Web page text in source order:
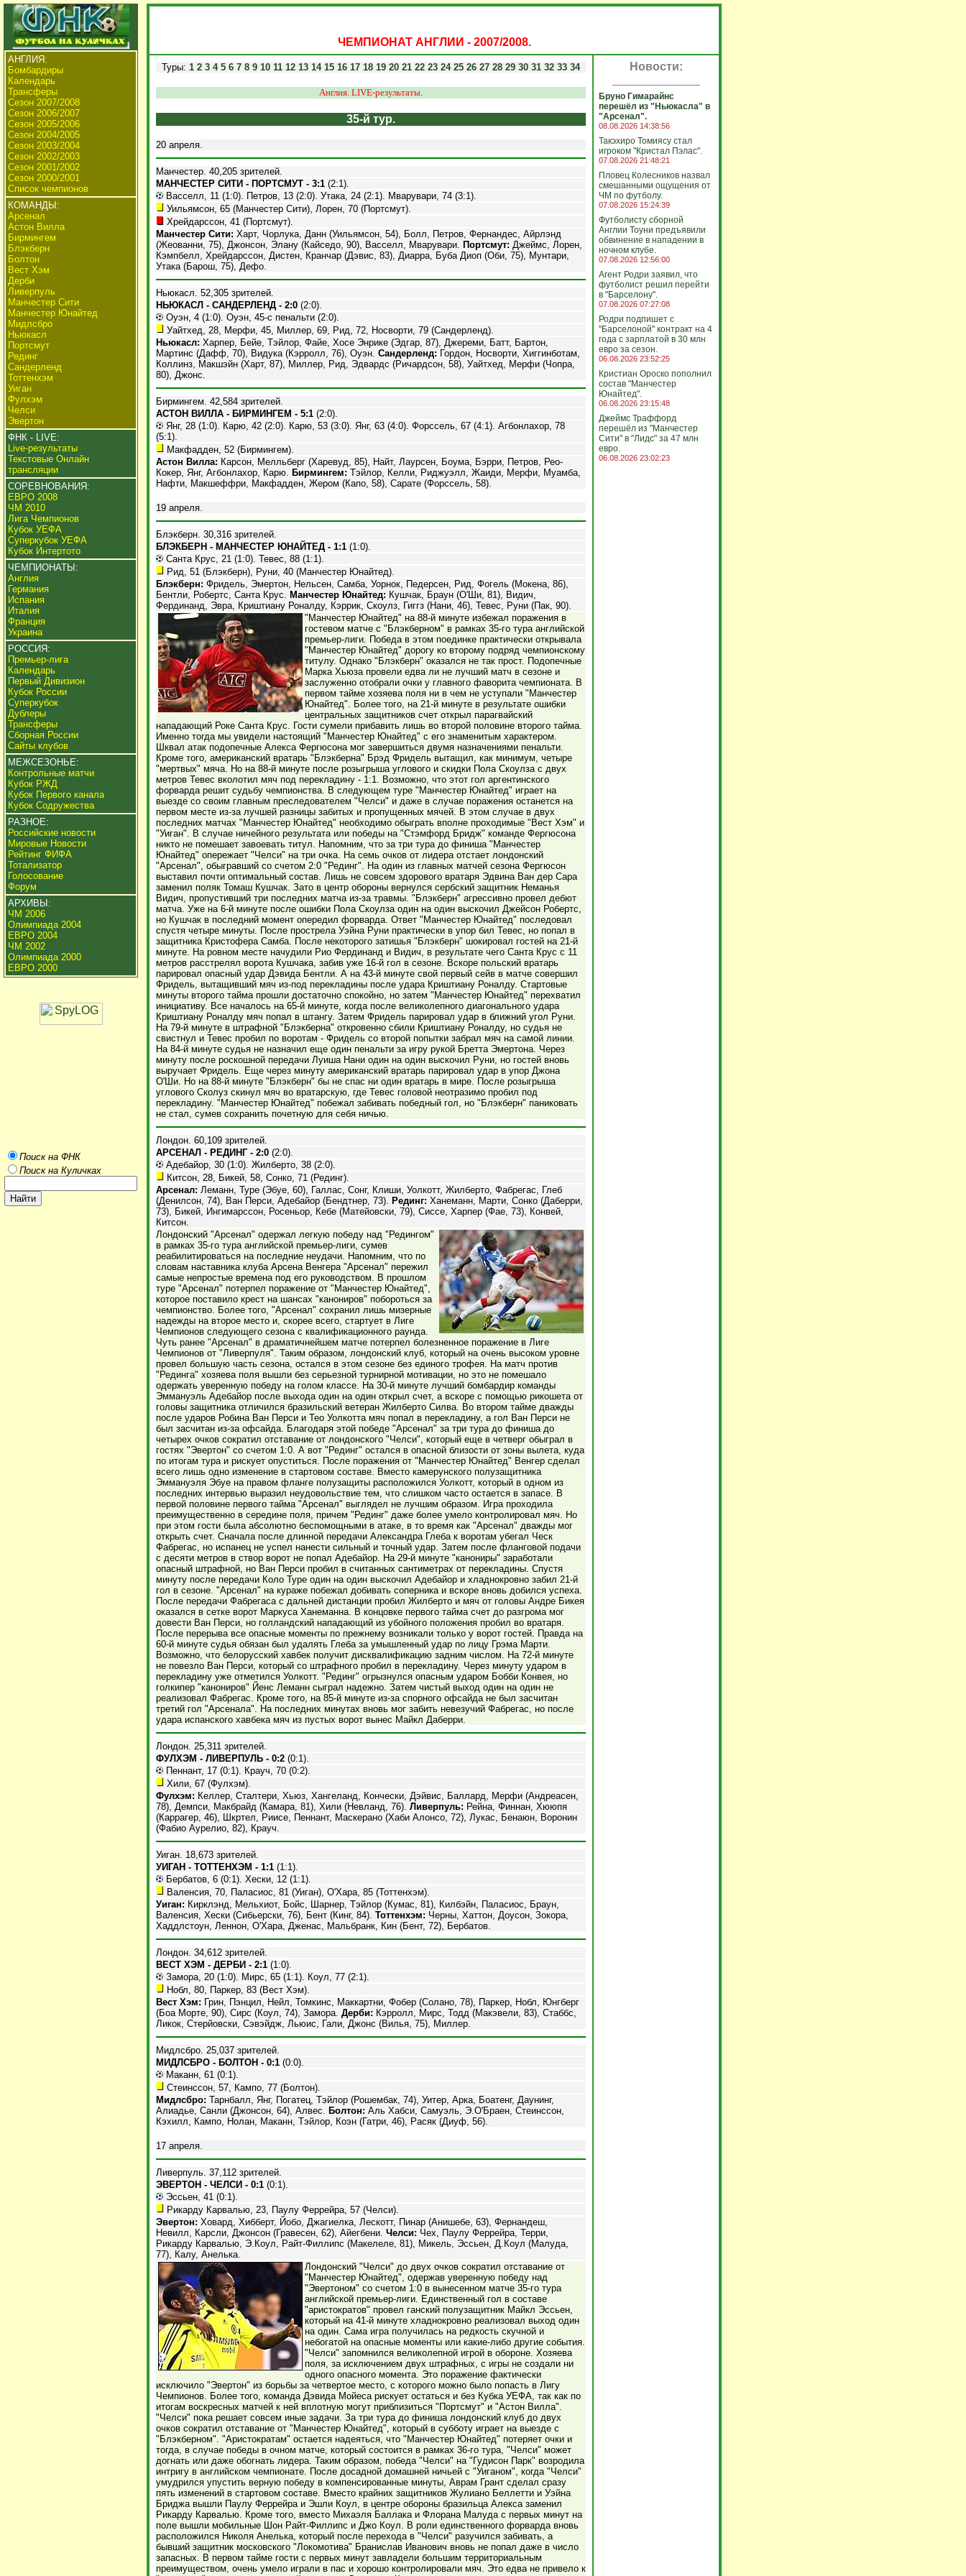
АНГЛИЯ:
Бомбардиры
Календарь
Трансферы
Сезон 2007/2008
Сезон 2006/2007
Сезон 2005/2006
Сезон 2004/2005
Сезон 2003/2004
Сезон 2002/2003
Сезон 2001/2002
Сезон 2000/2001
Список чемпионов
КОМАНДЫ:
Арсенал
Астон Вилла
Бирмингем
Блэкберн
Болтон
Вест Хэм
Дерби
Ливерпуль
Манчестер Сити
Манчестер Юнайтед
Мидлсбро
Ньюкасл
Портсмут
Рединг
Сандерленд
Тоттенхэм
Уиган
Фулхэм
Челси
Эвертон
ФНК - LIVE:
Live-результаты
Текстовые Онлайн
трансляции
СОРЕВНОВАНИЯ:
ЕВРО 2008
ЧМ 2010
Лига Чемпионов
Кубок УЕФА
Суперкубок УЕФА
Кубок Интертото
ЧЕМПИОНАТЫ:
Англия
Германия
Испания
Италия
Франция
Украина
РОССИЯ:
Премьер-лига
Календарь
Первый Дивизион
Кубок России
Суперкубок
Дублеры
Трансферы
Сборная России
Сайты клубов
МЕЖСЕЗОНЬЕ:
Контрольные матчи
Кубок РЖД
Кубок Первого канала
Кубок Содружества
РАЗНОЕ:
Российские новости
Мировые Новости
Рейтинг ФИФА
Тотализатор
Голосование
Форум
АРХИВЫ:
ЧМ 2006
Олимпиада 2004
ЕВРО 2004
ЧМ 2002
Олимпиада 2000
ЕВРО 2000
Поиск на ФНК
Поиск на Куличках
ЧЕМПИОНАТ АНГЛИИ - 2007/2008.
Туры: 1 2 3 4 5 6 7 8 9 10 11 12 13 14 15 16 17 18 19 20 21 22 23 24 25 26 27 28 29 30 31 32 33 34
Англия. LIVE-результаты.
35-й тур.
20 апреля.
Манчестер. 40,205 зрителей.
МАНЧЕСТЕР СИТИ - ПОРТСМУТ - 3:1 (2:1).
Васселл, 11 (1:0). Петров, 13 (2:0). Утака, 24 (2:1). Мварувари, 74 (3:1).
Уильямсон, 65 (Манчестер Сити), Лорен, 70 (Портсмут).
Хрейдарссон, 41 (Портсмут).
Манчестер Сити: Харт, Чорлука, Данн (Уильямсон, 54), Болл, Петров, Фернандес, Айрлэнд
(Жеованни, 75), Джонсон, Элану (Кайседо, 90), Васселл, Мварувари. Портсмут: Джеймс, Лорен,
Кэмпбелл, Хрейдарссон, Дистен, Кранчар (Дэвис, 83), Диарра, Буба Диоп (Оби, 75), Мунтари,
Утака (Барош, 75), Дефо.
Ньюкасл. 52,305 зрителей.
НЬЮКАСЛ - САНДЕРЛЕНД - 2:0 (2:0).
Оуэн, 4 (1:0). Оуэн, 45-с пенальти (2:0).
Уайтхед, 28, Мерфи, 45, Миллер, 69, Рид, 72, Носворти, 79 (Сандерленд).
Ньюкасл: Харпер, Бейе, Тэйлор, Файе, Хосе Энрике (Эдгар, 87), Джереми, Батт, Бартон,
Мартинс (Дафф, 70), Видука (Кэрролл, 76), Оуэн. Сандерленд: Гордон, Носворти, Хиггинботам,
Коллинз, Макшэйн (Харт, 87), Миллер, Рид, Эдвардс (Ричардсон, 58), Уайтхед, Мерфи (Чопра,
80), Джонс.
Бирмингем. 42,584 зрителей.
АСТОН ВИЛЛА - БИРМИНГЕМ - 5:1 (2:0).
Янг, 28 (1:0). Карю, 42 (2:0). Карю, 53 (3:0). Янг, 63 (4:0). Форссель, 67 (4:1). Агбонлахор, 78
(5:1).
Макфадден, 52 (Бирмингем).
Астон Вилла: Карсон, Мелльберг (Харевуд, 85), Найт, Лаурсен, Боума, Бэрри, Петров, Рео-
Кокер, Янг, Агбонлахор, Карю. Бирмингем: Тэйлор, Келли, Риджуэлл, Жаиди, Мерфи, Муамба,
Нафти, Макшеффри, Макфадден, Жером (Капо, 58), Сарате (Форссель, 58).
19 апреля.
Блэкберн. 30,316 зрителей.
БЛЭКБЕРН - МАНЧЕСТЕР ЮНАЙТЕД - 1:1 (1:0).
Санта Крус, 21 (1:0). Тевес, 88 (1:1).
Рид, 51 (Блэкберн), Руни, 40 (Манчестер Юнайтед).
Блэкберн: Фридель, Эмертон, Нельсен, Самба, Уорнок, Педерсен, Рид, Фогель (Мокена, 86),
Бентли, Робертс, Санта Крус. Манчестер Юнайтед: Кушчак, Браун (О'Ши, 81), Видич,
Фердинанд, Эвра, Криштиану Роналду, Кэррик, Скоулз, Гиггз (Нани, 46), Тевес, Руни (Пак, 90).
"Манчестер Юнайтед" на 88-й минуте избежал поражения в
гостевом матче с "Блэкберном" в рамках 35-го тура английской
премьер-лиги. Победа в этом поединке практически открывала
"Манчестер Юнайтед" дорогу ко второму подряд чемпионскому
титулу. Однако "Блэкберн" оказался не так прост. Подопечные
Марка Хьюза провели едва ли не лучший матч в сезоне и
заслуженно отобрали очки у главного фаворита чемпионата. В
первом тайме хозяева поля ни в чем не уступали "Манчестер
Юнайтед". Более того, на 21-й минуте в результате ошибки
центральных защитников счет открыл парагвайский
нападающий Роке Санта Крус. Гости сумели прибавить лишь во второй половине второго тайма.
Именно тогда мы увидели настоящий "Манчестер Юнайтед" с его знаменитым характером.
Шквал атак подопечные Алекса Фергюсона мог завершиться двумя назначениями пенальти.
Кроме того, американский вратарь "Блэкберна" Брэд Фридель вытащил, как минимум, четыре
"мертвых" мяча. Но на 88-й минуте после розыгрыша углового и скидки Пола Скоулза с двух
метров Тевес вколотил мяч под перекладину - 1:1. Возможно, что этот гол аргентинского
форварда решит судьбу чемпионства. В следующем туре "Манчестер Юнайтед" играет на
выезде со своим главным преследователем "Челси" и даже в случае поражения останется на
первом месте из-за лучшей разницы забитых и пропущенных мячей. В этом случае в двух
последних матчах "Манчестер Юнайтед" необходимо обыграть вполне проходимые "Вест Хэм" и
"Уиган". В случае ничейного результата или победы на "Стэмфорд Бридж" команде Фергюсона
никто не помешает завоевать титул. Напомним, что за три тура до финиша "Манчестер
Юнайтед" опережает "Челси" на три очка. На семь очков от лидера отстает лондонский
"Арсенал", обыгравший со счетом 2:0 "Рединг". На один из главных матчей сезона Фергюсон
выставил почти оптимальный состав. Лишь не совсем здорового вратаря Эдвина Ван дер Сара
заменил поляк Томаш Кушчак. Зато в центр обороны вернулся сербский защитник Неманья
Видич, пропустивший три последних матча из-за травмы. "Блэкберн" агрессивно провел дебют
матча. Уже на 6-й минуте после ошибки Пола Скоулза один на один выскочил Джейсон Робертс,
но Кушчак в последний момент опередил форварда. Ответ "Манчестер Юнайтед" последовал
спустя четыре минуты. После прострела Уэйна Руни практически в упор бил Тевес, но попал в
защитника Кристофера Самба. После некоторого затишья "Блэкберн" шокировал гостей на 21-й
минуте. На ровном месте начудили Рио Фердинанд и Видич, в результате чего Санта Крус с 11
метров расстрелял ворота Кушчака, забив уже 16-й гол в сезоне. Вскоре польский вратарь
парировал опасный удар Дэвида Бентли. А на 43-й минуте свой первый сейв в матче совершил
Фридель, вытащивший мяч из-под перекладины после удара Криштиану Роналду. Стартовые
минуты второго тайма прошли достаточно спокойно, но затем "Манчестер Юнайтед" перехватил
инициативу. Все началось на 65-й минуте, когда после великолепного диагонального удара
Криштиану Роналду мяч попал в штангу. Затем Фридель парировал удар в ближний угол Руни.
На 79-й минуте в штрафной "Блэкберна" откровенно сбили Криштиану Роналду, но судья не
свистнул и Тевес пробил по воротам - Фридель со второй попытки забрал мяч на самой линии.
На 84-й минуте судья не назначил еще один пенальти за игру рукой Бретта Эмертона. Через
минуту после роскошной передачи Луиша Нани один на один выскочил Руни, но гостей вновь
выручает Фридель. Еще через минуту американский вратарь парировал удар в упор Джона
О'Ши. Но на 88-й минуте "Блэкберн" бы не спас ни один вратарь в мире. После розыгрыша
углового Сколуз скинул мяч во вратарскую, где Тевес головой неотразимо пробил под
перекладину. "Манчестер Юнайтед" побежал забивать победный гол, но "Блэкберн" паниковать
не стал, сумев сохранить почетную для себя ничью.
Лондон. 60,109 зрителей.
АРСЕНАЛ - РЕДИНГ - 2:0 (2:0).
Адебайор, 30 (1:0). Жилберто, 38 (2:0).
Китсон, 28, Бикей, 58, Сонко, 71 (Рединг).
Арсенал: Леманн, Туре (Эбуе, 60), Галлас, Сонг, Клиши, Уолкотт, Жилберто, Фабрегас, Глеб
(Денилсон, 74), Ван Перси, Адебайор (Бендтнер, 73). Рединг: Ханеманн, Марти, Сонко (Даберри,
73), Бикей, Ингимарссон, Росеньор, Кебе (Матейовски, 79), Сиссе, Харпер (Фае, 73), Конвей,
Китсон.
Лондонский "Арсенал" одержал легкую победу над "Редингом"
в рамках 35-го тура английской премьер-лиги, сумев
реабилитироваться на последние неудачи. Напомним, что по
словам наставника клуба Арсена Венгера "Арсенал" пережил
самые непростые времена под его руководством. В прошлом
туре "Арсенал" потерпел поражение от "Манчестер Юнайтед",
которое поставило крест на шансах "канониров" побороться за
чемпионство. Более того, "Арсенал" сохранил лишь мизерные
надежды на второе место и, скорее всего, стартует в Лиге
Чемпионов следующего сезона с квалификационного раунда.
Чуть ранее "Арсенал" в драматичнейшем матче потерпел болезненное поражение в Лиге
Чемпионов от "Ливерпуля". Таким образом, лондонский клуб, который на очень высоком уровне
провел большую часть сезона, остался в этом сезоне без единого трофея. На матч против
"Рединга" хозяева поля вышли без серьезной турнирной мотивации, но это не помешало
одержать уверенную победу на голом классе. На 30-й минуте лучший бомбардир команды
Эммануэль Адебайор после выхода один на один открыл счет, а вскоре с помощью рикошета от
головы защитника отличился бразильский ветеран Жилберто Силва. Во втором тайме дважды
после ударов Робина Ван Перси и Тео Уолкотта мяч попал в перекладину, а гол Ван Перси не
был засчитан из-за офсайда. Благодаря этой победе "Арсенал" за три тура до финиша до
четырех очков сократил отставание от лондонского "Челси", который еще в четверг обыграл в
гостях "Эвертон" со счетом 1:0. А вот "Рединг" остался в опасной близости от зоны вылета, куда
по итогам тура и рискует опуститься. После поражения от "Манчестер Юнайтед" Венгер сделал
всего лишь одно изменение в стартовом составе. Вместо камерунского полузащитника
Эммануэля Эбуе на правом фланге полузащиты расположился Уолкотт, который в одном из
последних интервью выразил неудовольствие тем, что слишком часто остается в запасе. В
первой половине первого тайма "Арсенал" выглядел не лучшим образом. Игра проходила
преимущественно в середине поля, причем "Рединг" даже более умело контролировал мяч. Но
при этом гости была абсолютно беспомощными в атаке, в то время как "Арсенал" дважды мог
открыть счет. Сначала после длинной передачи Александра Глеба к воротам убегал Ческ
Фабрегас, но испанец не успел нанести сильный и точный удар. Затем после фланговой подачи
с десяти метров в створ ворот не попал Адебайор. На 29-й минуте "канониры" заработали
опасный штрафной, но Ван Перси пробил в считанных сантиметрах от перекладины. Спустя
минуту после передачи Коло Туре один на один выскочил Адебайор и хладнокровно забил 21-й
гол в сезоне. "Арсенал" на кураже побежал добивать соперника и вскоре вновь добился успеха.
После передачи Фабрегаса с дальней дистанции пробил Жилберто и мяч от головы Андре Бикея
оказался в сетке ворот Маркуса Ханеманна. В концовке первого тайма счет до разгрома мог
довести Ван Перси, но голландский нападающий из убойного положения пробил во вратаря.
После перерыва все опасные моменты по прежнему возникали только у ворот гостей. Правда на
60-й минуте судья обязан был удалять Глеба за умышленный удар по лицу Грэма Марти.
Возможно, что белорусский хавбек получит дисквалификацию задним числом. На 72-й минуте
не повезло Ван Перси, который со штрафного пробил в перекладину. Через минуту ударом в
перекладину уже отметился Уолкотт. "Рединг" огрызнулся опасным ударом Бобби Конвея, но
голкипер "канониров" Йенс Леманн сыграл надежно. Затем чистый выход один на один не
реализовал Фабрегас. Кроме того, на 85-й минуте из-за спорного офсайда не был засчитан
третий гол "Арсенала". На последних минутах вновь мог забить невезучий Фабрегас, но после
удара испанского хавбека мяч из пустых ворот вынес Майкл Даберри.
Лондон. 25,311 зрителей.
ФУЛХЭМ - ЛИВЕРПУЛЬ - 0:2 (0:1).
Пеннант, 17 (0:1). Крауч, 70 (0:2).
Хили, 67 (Фулхэм).
Фулхэм: Келлер, Сталтери, Хьюз, Хангеланд, Кончески, Дэйвис, Баллард, Мерфи (Андреасен,
78), Демпси, Макбрайд (Камара, 81), Хили (Невланд, 76). Ливерпуль: Рейна, Финнан, Хююпя
(Каррагер, 46), Шкртел, Риисе, Пеннант, Маскерано (Хаби Алонсо, 72), Лукас, Бенаюн, Воронин
(Фабио Аурелио, 82), Крауч.
Уиган. 18,673 зрителей.
УИГАН - ТОТТЕНХЭМ - 1:1 (1:1).
Бербатов, 6 (0:1). Хески, 12 (1:1).
Валенсия, 70, Паласиос, 81 (Уиган), О'Хара, 85 (Тоттенхэм).
Уиган: Кирклэнд, Мельхиот, Бойс, Шарнер, Тэйлор (Кумас, 81), Килбэйн, Паласиос, Браун,
Валенсия, Хески (Сибьерски, 76), Бент (Кинг, 84). Тоттенхэм: Черны, Хаттон, Доусон, Зокора,
Хаддлстоун, Леннон, О'Хара, Дженас, Мальбранк, Кин (Бент, 72), Бербатов.
Лондон. 34,612 зрителей.
ВЕСТ ХЭМ - ДЕРБИ - 2:1 (1:0).
Замора, 20 (1:0). Мирс, 65 (1:1). Коул, 77 (2:1).
Нобл, 80, Паркер, 83 (Вест Хэм).
Вест Хэм: Грин, Пэнцил, Нейл, Томкинс, Маккартни, Фобер (Солано, 78), Паркер, Нобл, Юнгберг
(Боа Морте, 90), Сирс (Коул, 74), Замора. Дерби: Кэрролл, Мирс, Тодд (Макэвели, 83), Стаббс,
Ликок, Стерйовски, Сэвэйдж, Льюис, Гали, Джонс (Вилья, 75), Миллер.
Мидлсбро. 25,037 зрителей.
МИДЛСБРО - БОЛТОН - 0:1 (0:0).
Маканн, 61 (0:1).
Стеинссон, 57, Кампо, 77 (Болтон).
Мидлсбро: Тарнбалл, Янг, Погатец, Тэйлор (Рошембак, 74), Уитер, Арка, Боатенг, Даунинг,
Алиадье, Санли (Джонсон, 64), Алвес. Болтон: Аль Хабси, Самуэль, Э.О'Браен, Стеинссон,
Кэхилл, Кампо, Нолан, Маканн, Тэйлор, Коэн (Гатри, 46), Расяк (Диуф, 56).
17 апреля.
Ливерпуль. 37,112 зрителей.
ЭВЕРТОН - ЧЕЛСИ - 0:1 (0:1).
Эссьен, 41 (0:1).
Рикарду Карвалью, 23, Паулу Феррейра, 57 (Челси).
Эвертон: Ховард, Хибберт, Йобо, Джагиелка, Лескотт, Пинар (Анишебе, 63), Фернандеш,
Невилл, Карсли, Джонсон (Гравесен, 62), Айегбени. Челси: Чех, Паулу Феррейра, Терри,
Рикарду Карвалью, Э.Коул, Райт-Филлипс (Макелеле, 81), Микель, Эссьен, Д.Коул (Малуда,
77), Калу, Анелька.
Лондонский "Челси" до двух очков сократил отставание от
"Манчестер Юнайтед", одержав уверенную победу над
"Эвертоном" со счетом 1:0 в вынесенном матче 35-го тура
английской премьер-лиги. Единственный гол в составе
"аристократов" провел ганский полузащитник Майкл Эссьен,
который на 41-й минуте хладнокровно реализовал выход один
на один. Сама игра получилась на редкость скучной и
небогатой на опасные моменты или какие-либо другие события.
"Челси" запомнился великолепной игрой в обороне. Хозяева
поля, за исключением двух штрафных, с игры не создали ни
одного опасного момента. Это поражение фактически
исключило "Эвертон" из борьбы за четвертое место, с которого можно было попасть в Лигу
Чемпионов. Более того, команда Дэвида Мойеса рискует остаться и без Кубка УЕФА, так как по
итогам воскресных матчей к ней вплотную могут приблизиться "Портсмут" и "Астон Вилла".
"Челси" пока решает совсем иные задачи. За три тура до финиша лондонский клуб до двух
очков сократил отставание от "Манчестер Юнайтед", который в субботу играет на выезде с
"Блэкберном". "Аристократам" остается надеяться, что "Манчестер Юнайтед" потеряет очки и
тогда, в случае победы в очном матче, который состоится в рамках 36-го тура, "Челси" может
догнать или даже обогнать лидера. Таким образом, победа "Челси" на "Гудисон Парк" возродила
интригу в английском чемпионате. После досадной домашней ничьей с "Уиганом", когда "Челси"
умудрился упустить верную победу в компенсированные минуты, Аврам Грант сделал сразу
пять изменений в стартовом составе. Вместо крайних защитников Жулиано Беллетти и Уэйна
Бриджа вышли Паулу Феррейра и Эшли Коул, в центре обороны бразильца Алекса заменил
Рикарду Карвалью. Кроме того, вместо Михаэля Баллака и Флорана Малуда с первых минут на
поле вышли мобильные Шон Райт-Филлипс и Джо Коул. В роли единственного форварда вновь
расположился Николя Анелька, который после перехода в "Челси" разучился забивать, а
бывший защитник московского "Локомотива" Бранислав Иванович вновь не попал даже в число
запасных. В первом тайме гости с первых минут завладели большим территориальным
преимуществом, очень умело играли в пас и хорошо контролировали мяч. Это едва не привело к
Новости:
Бруно Гимарайнс
перешёл из "Ньюкасла" в
"Арсенал".
08.08.2026 14:38:56
Такэхиро Томиясу стал
игроком "Кристал Пэлас".
07.08.2026 21:48:21
Пловец Колесников назвал
смешанными ощущения от
ЧМ по футболу.
07.08.2026 15:24:39
Футболисту сборной
Англии Тоуни предъявили
обвинение в нападении в
ночном клубе.
07.08.2026 12:56:00
Агент Родри заявил, что
футболист решил перейти
в "Барселону".
07.08.2026 07:27:08
Родри подпишет с
"Барселоной" контракт на 4
года с зарплатой в 30 млн
евро за сезон.
06.08.2026 23:52:25
Кристиан Ороско пополнил
состав "Манчестер
Юнайтед".
06.08.2026 23:15:48
Джеймс Траффорд
перешёл из "Манчестер
Сити" в "Лидс" за 47 млн
евро.
06.08.2026 23:02:23